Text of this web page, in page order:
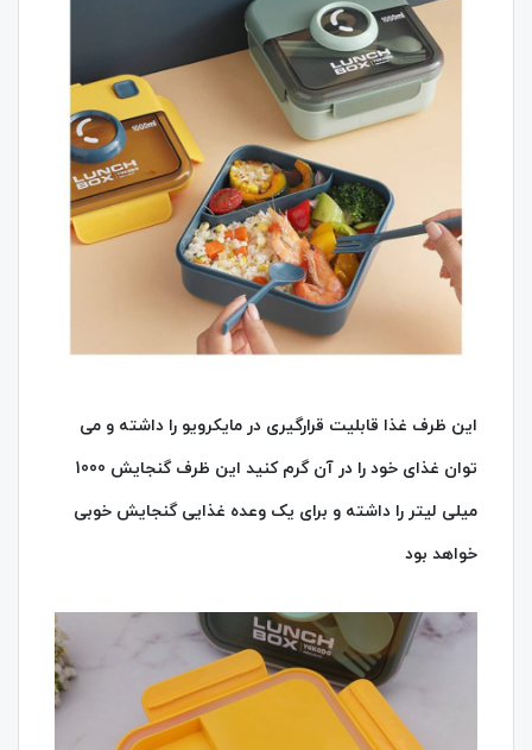
این ظرف غذا قابلیت قرارگیری در مایکرویو را داشته و می‌
توان غذای خود را در آن گرم کنید این ظرف گنجایش 1000
میلی‌ لیتر را داشته و برای یک وعده غذایی گنجایش خوبی
خواهد بود